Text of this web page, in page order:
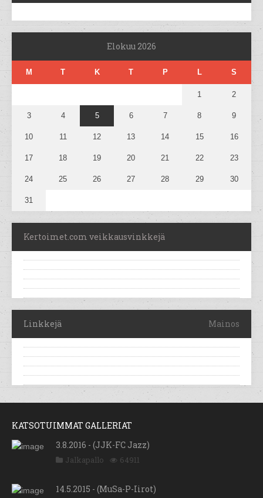
Elokuu 2026
M T K T P L S
1 2
3 4 5 6 7 8 9
10 11 12 13 14 15 16
17 18 19 20 21 22 23
24 25 26 27 28 29 30
31
Kertoimet.com veikkausvinkkejä
Linkkejä Mainos
KATSOTUIMMAT GALLERIAT
3.8.2016 - (JJK-FC Jazz)
Jalkapallo 64911
14.5.2015 - (MuSa-P-Iirot)